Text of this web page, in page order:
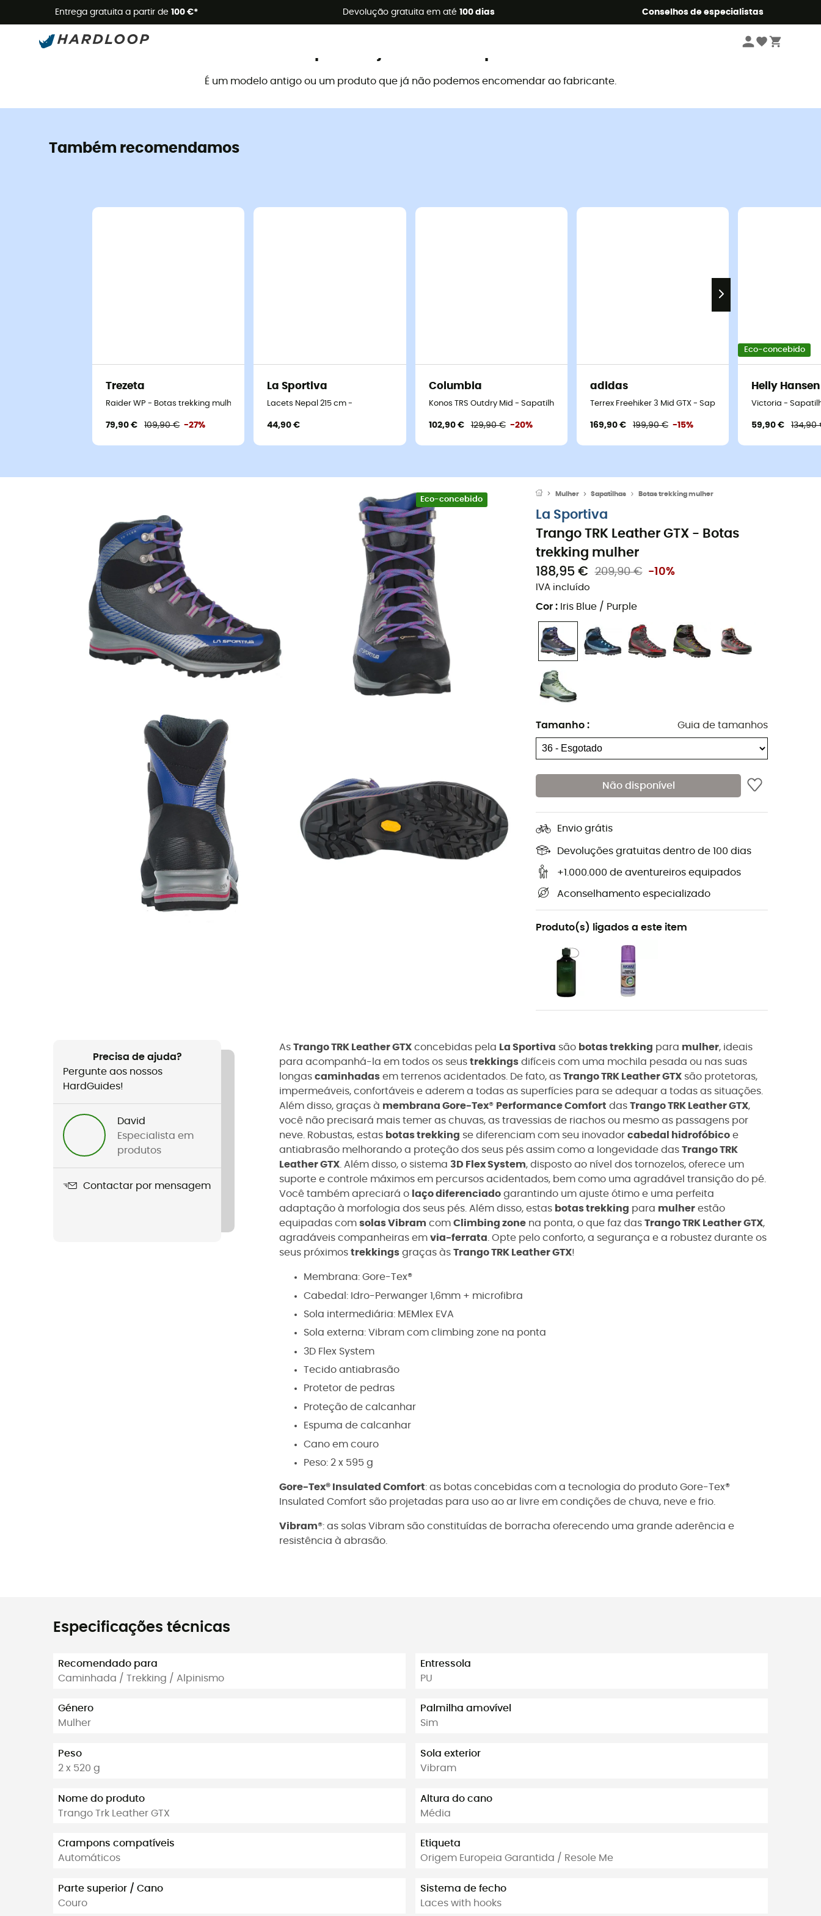
Entrega gratuita a partir de 100 €* Devolução gratuita em até 100 dias Conselhos de especialistas
Promoções de verão 🔥 -5% EXTRA a partir de 2 produtos* com o código Summer5
É um modelo antigo ou um produto que já não podemos encomendar ao fabricante.
Também recomendamos
Trezeta
Raider WP - Botas trekking mulher
79,90 € 109,90 € -27%
La Sportiva
Lacets Nepal 215 cm -
44,90 €
Columbia
Konos TRS Outdry Mid - Sapatilhas caminhada mulher
102,90 € 129,90 € -20%
adidas
Terrex Freehiker 3 Mid GTX - Sapatilhas caminhada mulher
169,90 € 199,90 € -15%
Eco-concebido
Helly Hansen
Victoria -
59,90 € 134,90
Eco-concebido
Mulher Sapatilhas Botas trekking mulher
La Sportiva
Trango TRK Leather GTX - Botas
trekking mulher
188,95 €
209,90 € -10%
IVA incluído
Cor : Iris Blue / Purple
Tamanho : Guia de tamanhos
Não disponível
Envio grátis
Devoluções gratuitas dentro de 100 dias
+1.000.000 de aventureiros equipados
Aconselhamento especializado
Produto(s) ligados a este item
Precisa de ajuda?
Pergunte aos nossos
HardGuides!
David
Especialista em
produtos
Contactar por mensagem
As Trango TRK Leather GTX concebidas pela La Sportiva são botas trekking para mulher, ideais
para acompanhá-la em todos os seus trekkings difíceis com uma mochila pesada ou nas suas
longas caminhadas em terrenos acidentados . De fato, as Trango TRK Leather GTX são protetoras,
impermeáveis, confortáveis e aderem a todas as superfícies para se adequar a todas as situações.
Além disso, graças à membrana Gore-Tex® Performance Comfort das Trango TRK Leather GTX,
você não precisará mais temer as chuvas, as travessias de riachos ou mesmo as passagens por
neve. Robustas, estas botas trekking se diferenciam com seu inovador cabedal hidrofóbico e
antiabrasão melhorando a proteção dos seus pés assim como a longevidade das Trango TRK
Leather GTX . Além disso, o sistema 3D Flex System, disposto ao nível dos tornozelos, oferece um
suporte e controle máximos em percursos acidentados, bem como uma agradável transição do pé.
Você também apreciará o laço diferenciado garantindo um ajuste ótimo e uma perfeita
adaptação à morfologia dos seus pés . Além disso, estas botas trekking para mulher estão
equipadas com solas Vibram com Climbing zone na ponta, o que faz das Trango TRK Leather GTX,
agradáveis companheiras em via-ferrata . Opte pelo conforto, a segurança e a robustez durante os
seus próximos trekkings graças às Trango TRK Leather GTX!
Membrana: Gore-Tex®
Cabedal: Idro-Perwanger 1,6mm + microfibra
Sola intermediária: MEMlex EVA
Sola externa: Vibram com climbing zone na ponta
3D Flex System
Tecido antiabrasão
Protetor de pedras
Proteção de calcanhar
Espuma de calcanhar
Cano em couro
Peso: 2 x 595 g
Gore-Tex® Insulated Comfort: as botas concebidas com a tecnologia do produto Gore-Tex®
Insulated Comfort são projetadas para uso ao ar livre em condições de chuva, neve e frio.
Vibram®: as solas Vibram são constituídas de borracha oferecendo uma grande aderência e
resistência à abrasão.
Especificações técnicas
Recomendado para
Caminhada / Trekking / Alpinismo
Género
Mulher
Peso
2 x 520 g
Nome do produto
Trango Trk Leather GTX
Crampons compatíveis
Automáticos
Parte superior / Cano
Couro
Entressola
PU
Palmilha amovível
Sim
Sola exterior
Vibram
Altura do cano
Média
Etiqueta
Origem Europeia Garantida / Resole Me
Sistema de fecho
Laces with hooks